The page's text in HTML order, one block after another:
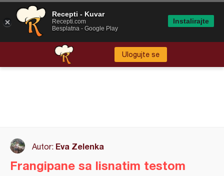
Ulogujte se
Autor: Eva Zelenka
Frangipane sa lisnatim testom
Recepti - Kuvar
Recepti.com
Besplatna - Google Play
Instalirajte